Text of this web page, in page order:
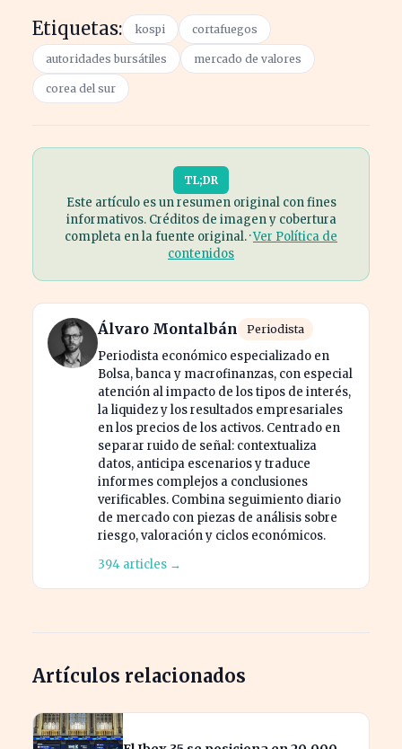
Etiquetas: kospi cortafuegos
autoridades bursátiles mercado de valores
corea del sur
TL;DR
Este artículo es un resumen original con fines
informativos. Créditos de imagen y cobertura
completa en la fuente original. ·Ver Política de
contenidos
Álvaro Montalbán Periodista
Periodista económico especializado en
Bolsa, banca y macrofinanzas, con especial
atención al impacto de los tipos de interés,
la liquidez y los resultados empresariales
en los precios de los activos. Centrado en
separar ruido de señal: contextualiza
datos, anticipa escenarios y traduce
informes complejos a conclusiones
verificables. Combina seguimiento diario
de mercado con piezas de análisis sobre
riesgo, valoración y ciclos económicos.
394 articles →
Artículos relacionados